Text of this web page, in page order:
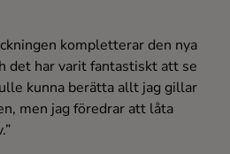
kompletterar den nya
det har varit fantastiskt att se
kunna berätta allt jag gillar
men jag föredrar att låta